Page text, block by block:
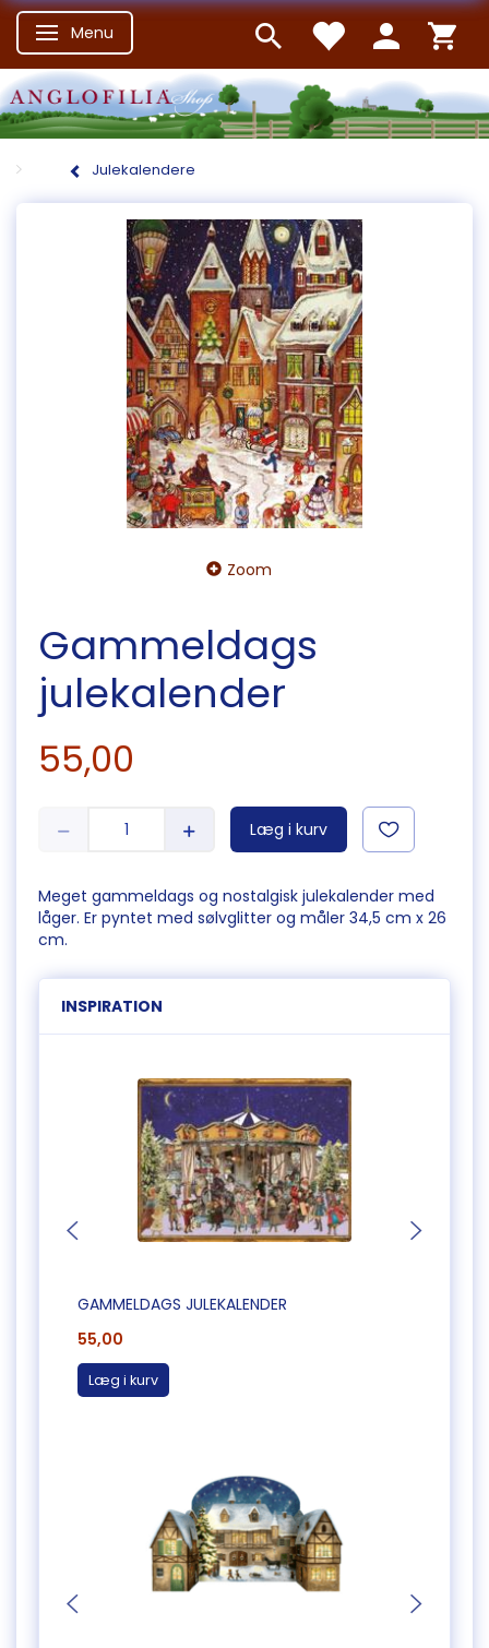
Skifte navigation
Menu
Julekalendere
Zoom
Gammeldags
julekalender
55,00
Læg i kurv
Meget gammeldags og nostalgisk julekalender med
låger. Er pyntet med sølvglitter og måler 34,5 cm x 26
cm.
INSPIRATION
GAMMELDAGS JULEKALENDER
55,00
Læg i kurv